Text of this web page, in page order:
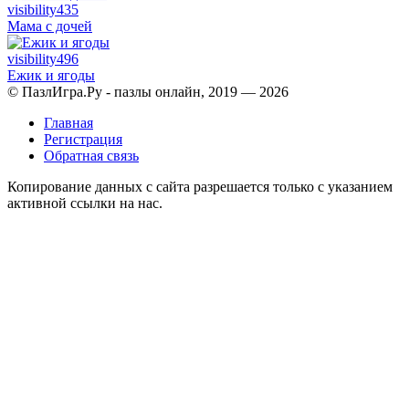
visibility435
Мама с дочей
visibility496
Ежик и ягоды
© ПазлИгра.Ру - пазлы онлайн, 2019 — 2026
Главная
Регистрация
Обратная связь
Копирование данных с сайта разрешается только с указанием
активной ссылки на нас.